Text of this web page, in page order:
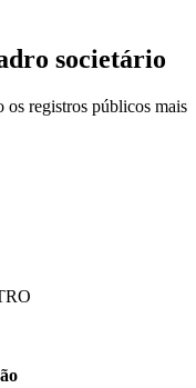
societário
os registros públicos mais